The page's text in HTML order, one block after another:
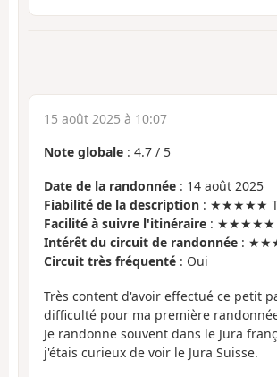
15 août 2025 à 10:07
Note globale : 4.7 / 5
Date de la randonnée : 14 août 2025
Fiabilité de la description : ★★★★★
Facilité à suivre l'itinéraire : ★★★★★
Intérêt du circuit de randonnée :
Circuit très fréquenté : Oui
Très content d'avoir effectué ce petit
difficulté pour ma première
Je randonne souvent dans le Jura
j'étais curieux de voir le Jura Suisse.